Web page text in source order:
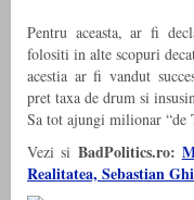
Pentru aceasta, ar fi
folositi in alte scopuri
acestia ar fi vandut
pret taxa de drum si
Sa tot ajungi milionar “de
Vezi si BadPolitics.ro:
Realitatea, Sebastian